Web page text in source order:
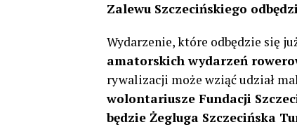
Zalewu Szczecińskiego
Wydarzenie, które odbędzie się
amatorskich wydarzeń
rywalizacji może wziąć udział
wolontariusze Fundacji
będzie Żegluga Szczecińska